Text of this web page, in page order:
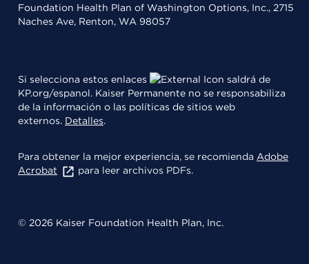
Foundation Health Plan of Washington Options, Inc., 2715
Naches Ave, Renton, WA 98057
Si selecciona estos enlaces
saldrá de
KP.org/espanol. Kaiser Permanente no se responsabiliza
de la información o las políticas de sitios web
externos. Detalles.
Para obtener la mejor experiencia, se recomienda Adobe
Acrobat
para leer archivos PDFs.
© 2026 Kaiser Foundation Health Plan, Inc.